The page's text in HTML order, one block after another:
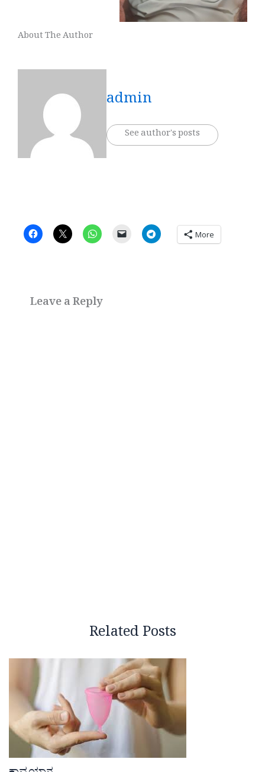
About The Author
admin
See author's posts
More
Leave a Reply
Related Posts